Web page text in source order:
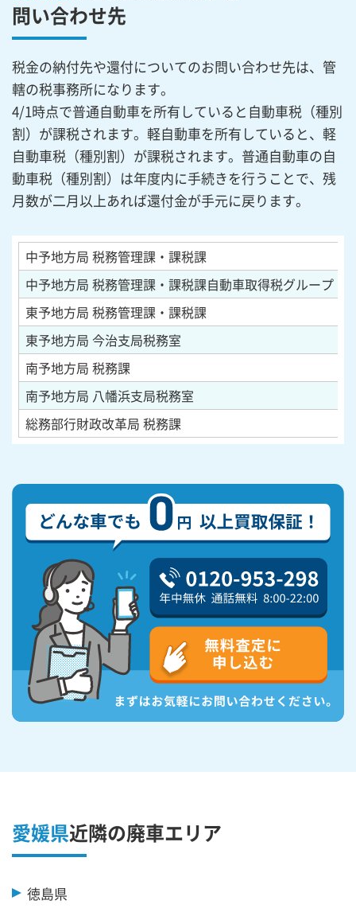
問い合わせ先
税金の納付先や還付についてのお問い合わせ先は、管
轄の税事務所になります。
4/1時点で普通自動車を所有していると自動車税（種別
割）が課税されます。軽自動車を所有していると、軽
自動車税（種別割）が課税されます。普通自動車の自
動車税（種別割）は年度内に手続きを行うことで、残
月数が二月以上あれば還付金が手元に戻ります。
中予地方局 税務管理課・課税課
中予地方局 税務管理課・課税課自動車取得税グループ
東予地方局 税務管理課・課税課
東予地方局 今治支局税務室
南予地方局 税務課
南予地方局 八幡浜支局税務室
総務部行財政改革局 税務課
愛媛県近隣の廃車エリア
徳島県